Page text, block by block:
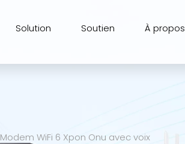
Solution Soutien À propos
Modem WiFi 6 Xpon Onu avec voix